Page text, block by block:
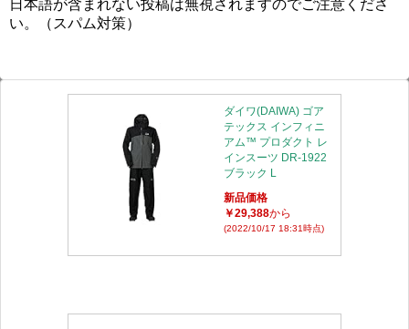
日本語が含まれない投稿は無視されますのでご注意くださ
い。（スパム対策）
ダイワ(DAIWA) ゴア
テックス インフィニ
アム™ プロダクト レ
インスーツ DR-1922
ブラック L
新品価格
￥29,388から
(2022/10/17 18:31時点)